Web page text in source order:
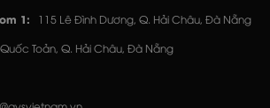
1: 115 Lê Đình Dương, Q. Hải Châu, Đà Nẵng
Quốc Toản, Q. Hải Châu, Đà Nẵng